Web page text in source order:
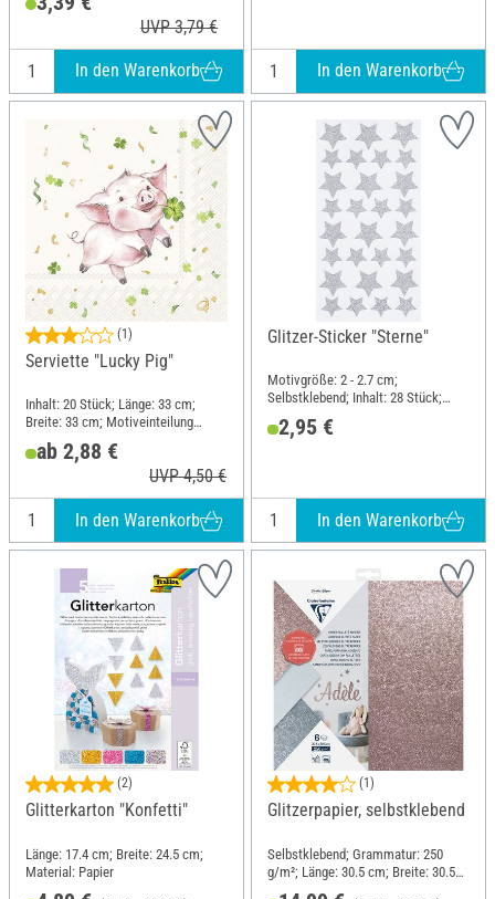
UVP 3,79 €
In den Warenkorb In den Warenkorb
(1)
Serviette "Lucky Pig"
Inhalt: 20 Stück; Länge: 33 cm;
Breite: 33 cm; Motiveinteilung
viertel Motiv; Material: Papier
ab 2,88 €
UVP 4,50 €
In den Warenkorb
Glitzer-Sticker "Sterne"
Motivgröße: 2 - 2.7 cm;
Selbstklebend; Inhalt: 28 Stück;
Material: Kunststoff
2,95 €
In den Warenkorb
(2)
Glitterkarton "Konfetti"
Länge: 17.4 cm; Breite: 24.5 cm;
Material: Papier
(1)
Glitzerpapier, selbstklebend
Selbstklebend; Grammatur: 250
g/m²; Länge: 30.5 cm; Breite: 30.5
cm; Material: Papier